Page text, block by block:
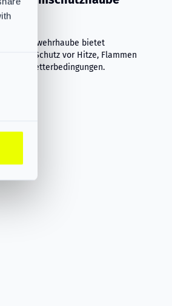
Blau
Feuerwehrhaube bietet
Schutz vor Hitze, Flammen
Wetterbedingungen.